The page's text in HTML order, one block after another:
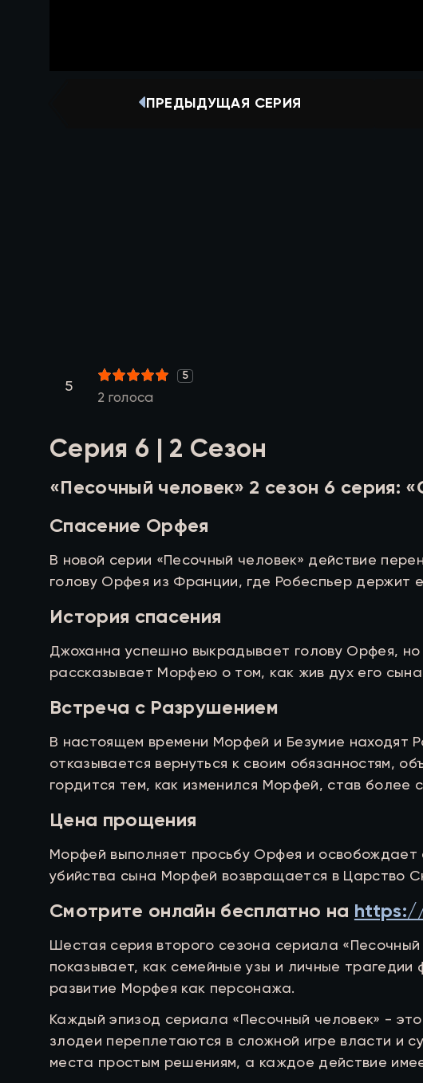
ПРЕДЫДУЩАЯ СЕРИЯ
5
5
2 голоса
Серия 6 | 2 Сезон
«Песочный человек» 2 сезон 6 серия:
Спасение Орфея
В новой серии «Песочный человек» действие
голову Орфея из Франции, где Робеспьер держит
История спасения
Джоханна успешно выкрадывает голову Орфея,
рассказывает Морфею о том, как жив дух его
Встреча с Разрушением
В настоящем времени Морфей и Безумие находят
отказывается вернуться к своим обязанностям,
гордится тем, как изменился Морфей, став более
Цена прощения
Морфей выполняет просьбу Орфея и
убийства сына Морфей возвращается в Царство
Смотрите онлайн бесплатно на
Шестая серия второго сезона сериала
показывает, как семейные узы и личные
развитие Морфея как персонажа.
Каждый эпизод сериала «Песочный человек» -
злодеи переплетаются в сложной игре власти и
места простым решениям, а каждое действие